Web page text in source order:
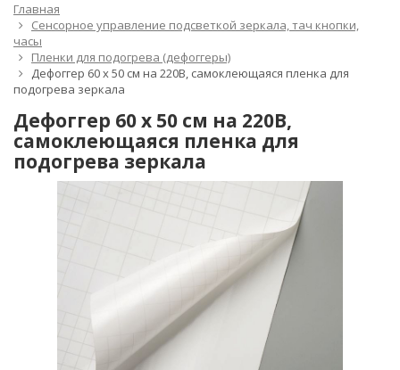
Главная
Сенсорное управление подсветкой зеркала, тач кнопки,
часы
Пленки для подогрева (дефоггеры)
Дефоггер 60 х 50 см на 220В, самоклеющаяся пленка для
подогрева зеркала
Дефоггер 60 х 50 см на 220В,
самоклеющаяся пленка для
подогрева зеркала